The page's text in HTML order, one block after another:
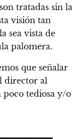
tratadas sin la
visión tan
sea vista de
palomera.
que señalar
director al
tediosa y/o